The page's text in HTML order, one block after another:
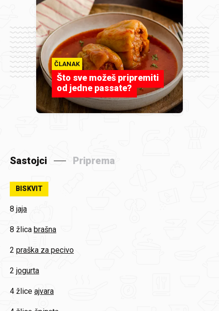
ČLANAK
Što sve možeš pripremiti
od jedne passate?
Sastojci Priprema
BISKVIT
8 jaja
8 žlica brašna
2 praška za pecivo
2 jogurta
4 žlice ajvara